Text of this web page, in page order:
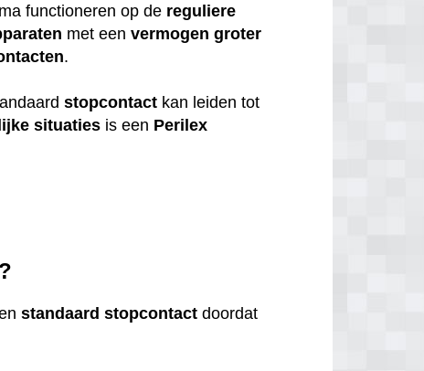
functioneren op de reguliere
met eenvermogen groter
.
stopcontact kan leiden tot
situaties is een Perilex
standaard stopcontact doordat